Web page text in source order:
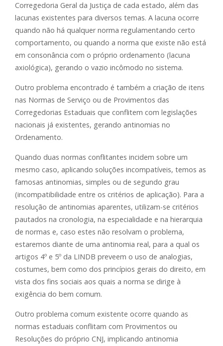
Corregedoria Geral da Justiça de cada estado, além das
lacunas existentes para diversos temas. A lacuna ocorre
quando não há qualquer norma regulamentando certo
comportamento, ou quando a norma que existe não está
em consonância com o próprio ordenamento (lacuna
axiológica), gerando o vazio incômodo no sistema.
Outro problema encontrado é também a criação de itens
nas Normas de Serviço ou de Provimentos das
Corregedorias Estaduais que conflitem com legislações
nacionais já existentes, gerando antinomias no
Ordenamento.
Quando duas normas conflitantes incidem sobre um
mesmo caso, aplicando soluções incompatíveis, temos as
famosas antinomias, simples ou de segundo grau
(incompatibilidade entre os critérios de aplicação). Para a
resolução de antinomias aparentes, utilizam-se critérios
pautados na cronologia, na especialidade e na hierarquia
de normas e, caso estes não resolvam o problema,
estaremos diante de uma antinomia real, para a qual os
artigos 4º e 5º da LINDB preveem o uso de analogias,
costumes, bem como dos princípios gerais do direito, em
vista dos fins sociais aos quais a norma se dirige à
exigência do bem comum.
Outro problema comum existente ocorre quando as
normas estaduais conflitam com Provimentos ou
Resoluções do próprio CNJ, implicando antinomia